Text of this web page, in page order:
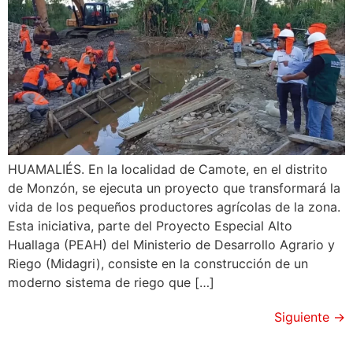
HUAMALIÉS. En la localidad de Camote, en el distrito
de Monzón, se ejecuta un proyecto que transformará la
vida de los pequeños productores agrícolas de la zona.
Esta iniciativa, parte del Proyecto Especial Alto
Huallaga (PEAH) del Ministerio de Desarrollo Agrario y
Riego (Midagri), consiste en la construcción de un
moderno sistema de riego que […]
Siguiente →